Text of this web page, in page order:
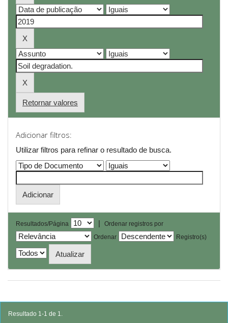
Retornar valores
Adicionar filtros:
Utilizar filtros para refinar o resultado de busca.
Resultados/Página |
Ordenar registros por
Ordenar
Registro(s)
Resultado 1-1 de 1.